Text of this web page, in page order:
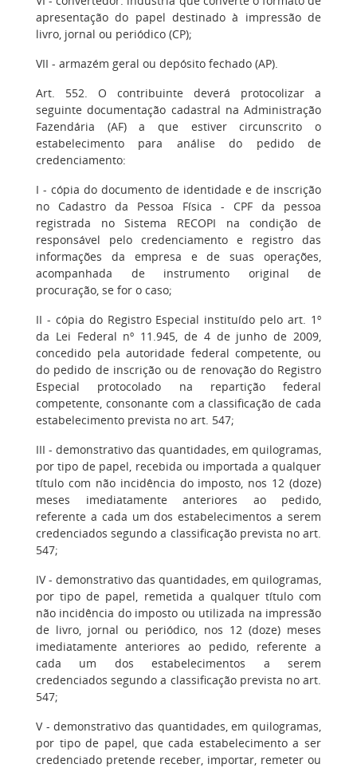
apresentação do papel destinado à impressão de
livro, jornal ou periódico (CP);
VII - armazém geral ou depósito fechado (AP).
Art. 552. O contribuinte deverá protocolizar a
seguinte documentação cadastral na Administração
Fazendária (AF) a que estiver circunscrito o
estabelecimento para análise do pedido de
credenciamento:
I - cópia do documento de identidade e de inscrição
no Cadastro da Pessoa Física - CPF da pessoa
registrada no Sistema RECOPI na condição de
responsável pelo credenciamento e registro das
informações da empresa e de suas operações,
acompanhada de instrumento original de
procuração, se for o caso;
II - cópia do Registro Especial instituído pelo art. 1º
da Lei Federal nº 11.945, de 4 de junho de 2009,
concedido pela autoridade federal competente, ou
do pedido de inscrição ou de renovação do Registro
Especial protocolado na repartição federal
competente, consonante com a classificação de cada
estabelecimento prevista no art. 547;
III - demonstrativo das quantidades, em quilogramas,
por tipo de papel, recebida ou importada a qualquer
título com não incidência do imposto, nos 12 (doze)
meses imediatamente anteriores ao pedido,
referente a cada um dos estabelecimentos a serem
credenciados segundo a classificação prevista no art.
547;
IV - demonstrativo das quantidades, em quilogramas,
por tipo de papel, remetida a qualquer título com
não incidência do imposto ou utilizada na impressão
de livro, jornal ou periódico, nos 12 (doze) meses
imediatamente anteriores ao pedido, referente a
cada um dos estabelecimentos a serem
credenciados segundo a classificação prevista no art.
547;
V - demonstrativo das quantidades, em quilogramas,
por tipo de papel, que cada estabelecimento a ser
credenciado pretende receber, importar, remeter ou